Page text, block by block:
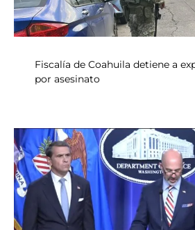
Fiscalía de Coahuila detiene a
por asesinato